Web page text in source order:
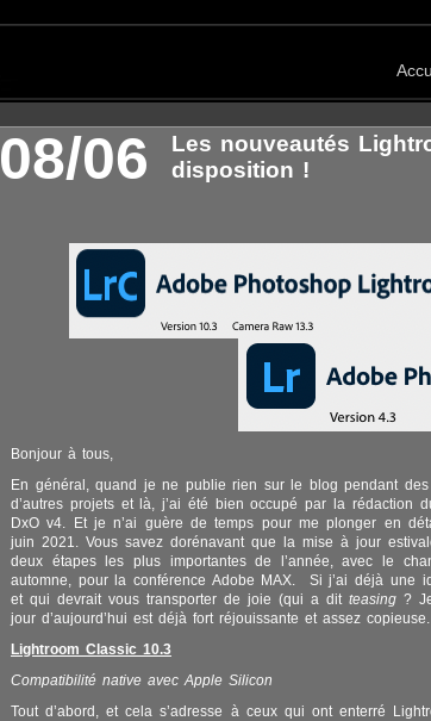
08/06
Les nouveautés
disposition !
Bonjour à tous,
En général, quand je ne publie rien sur le blog pendant
d’autres projets et là, j’ai été bien occupé par la rédaction
DxO v4. Et je n’ai guère de temps pour me plonger en
juin 2021. Vous savez dorénavant que la mise à jour
deux étapes les plus importantes de l’année, avec le
automne, pour la conférence Adobe MAX. Si j’ai déjà une
et qui devrait vous transporter de joie (qui a dit teasing ?
jour d’aujourd’hui est déjà fort réjouissante et assez copieuse.
Lightroom Classic 10.3
Compatibilité native avec Apple Silicon
Tout d’abord, et cela s’adresse à ceux qui ont enterré